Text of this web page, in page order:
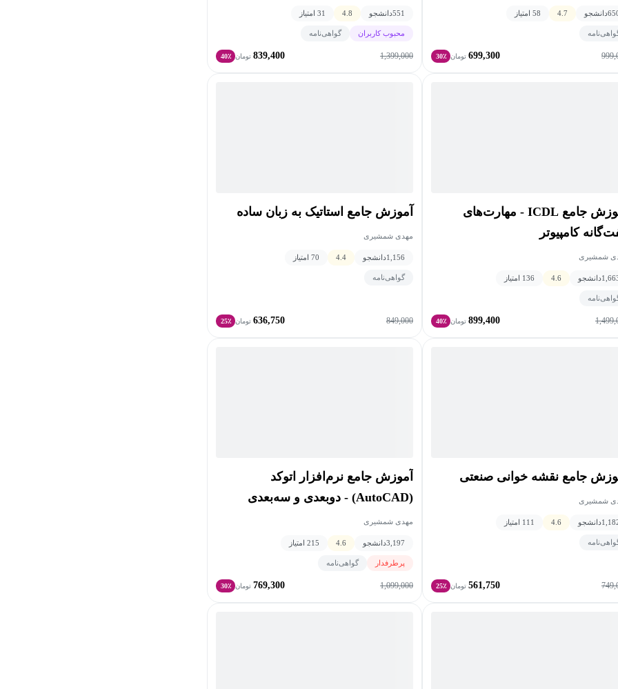
دانشجو 4.7 58 امتیاز
699,300 تومان 30٪
551دانشجو 4.8 31 امتیاز
محبوب کاربران گواهی‌نامه
1,399,000
839,400 تومان 40٪
آموزش جامع ICDL - مهارت‌های
کامپیوتر
شمشیری
دانشجو 4.6 136 امتیاز
899,400 تومان 40٪
آموزش جامع استاتیک به زبان ساده
مهدی شمشیری
1,156دانشجو 4.4 70 امتیاز
گواهی‌نامه
849,000
636,750 تومان 25٪
جامع نقشه خوانی صنعتی
شمشیری
دانشجو 4.6 111 امتیاز
561,750 تومان 25٪
آموزش جامع نرم‌افزار اتوکد
(AutoCAD) - دوبعدی و سه‌بعدی
مهدی شمشیری
3,197دانشجو 4.6 215 امتیاز
پرطرفدار گواهی‌نامه
1,099,000
769,300 تومان 30٪